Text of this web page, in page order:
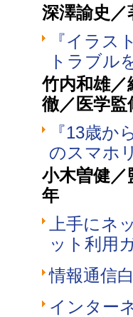
深澤諭史
『イラ
トラブル
竹内和雄
徹／医学
『13歳
のスマホ
小木曽健
年
上手にネ
ット利用
情報通信
インター